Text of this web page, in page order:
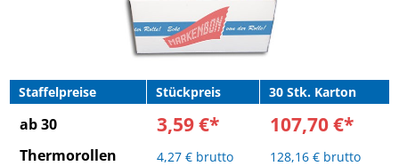
Staffelpreise Stückpreis 30 Stk. Karton
ab 30
Thermorollen
3,59 €*
4,27 € brutto
107,70 €*
128,16 € brutto